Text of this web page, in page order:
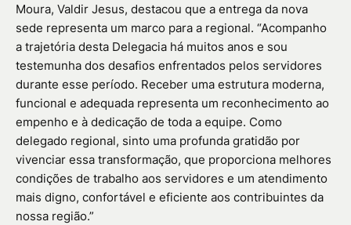
Moura, Valdir Jesus, destacou que a entrega da nova
sede representa um marco para a regional. “Acompanho
a trajetória desta Delegacia há muitos anos e sou
testemunha dos desafios enfrentados pelos servidores
durante esse período. Receber uma estrutura moderna,
funcional e adequada representa um reconhecimento ao
empenho e à dedicação de toda a equipe. Como
delegado regional, sinto uma profunda gratidão por
vivenciar essa transformação, que proporciona melhores
condições de trabalho aos servidores e um atendimento
mais digno, confortável e eficiente aos contribuintes da
nossa região.”